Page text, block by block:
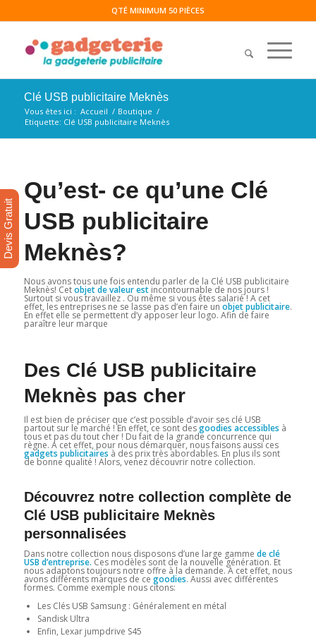
QTÉ MINIMUM 50 PIÈCES
Clé USB publicitaire Meknès
Vous êtes ici : Accueil / Boutique /
Etiquette: Clé USB publicitaire Meknès
Qu’est- ce qu’une Clé
USB publicitaire
Meknès?
Nous avons tous une fois entendu parler de la Clé USB publicitaire
Meknès! Cetobjet de valeur estincontournable de nos jours !
Surtout si vous travaillez . Ou même si vous êtes salarié ! A cet
effet, les entreprises ne se lasse pas d’en faire un objet publicitaire.
En effet elle se permettent d’y apposer leur logo. Afin de faire
paraître leur marque
Des Clé USB publicitaire
Meknès pas cher
Il est bien de préciser que c’est possible d’avoir ses clé USB
partout sur le marché ! En effet, ce sont desgoodies accessibles à
tous et pas du tout cher ! Du fait de la grande concurrence qui
règne. A cet effet, pour nous démarquer, nous faisons aussi ces
gadgets publicitaires à des prix très abordables. En plus ils sont
de bonne qualité ! Alors, venez découvrir notre collection.
Découvrez notre collection complète de
Clé USB publicitaire Meknès
personnalisées
Dans notre collection nous disposons d’une large gamme de clé
USB d’entreprise. Ces modèles sont de la nouvelle génération. Et
nous adaptons toujours notre offre à la demande. A cet effet, nous
avons différents marques de ce goodies. Aussi avec différentes
formes. Comme exemple nous citons:
Les Clés USB Samsung : Généralement en métal
Sandisk Ultra
Enfin, Lexar jumpdrive S45
Devis Gratuit